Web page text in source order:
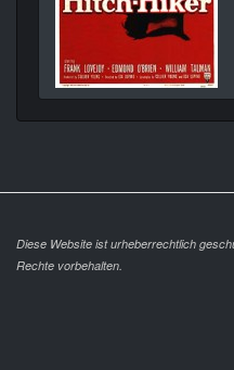
Diese Website ist urheberrechtlich
Rechte vorbehalten.